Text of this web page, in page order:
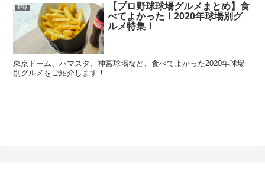
野球
【プロ野球球場グルメまとめ】食
べてよかった！2020年球場別グ
ルメ特集！
東京ドーム、ハマスタ、神宮球場など、食べてよかった2020年球場
別グルメをご紹介します！